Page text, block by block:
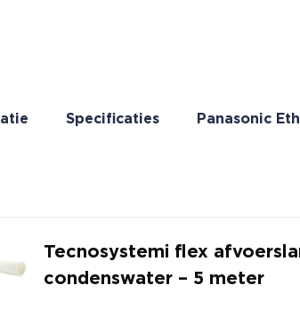
Specificaties Panasonic
Tecnosystemi flex
condenswater – 5 meter